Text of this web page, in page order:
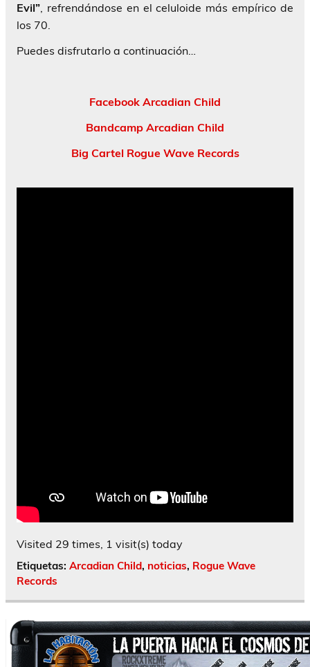
Evil”, refrendándose en el celuloide más empírico de
los 70.
Puedes disfrutarlo a continuación…
Facebook Arcadian Child
Bandcamp Arcadian Child
Big Cartel Rogue Wave Records
Visited 29 times, 1 visit(s) today
Etiquetas: Arcadian Child, noticias, Rogue Wave
Records